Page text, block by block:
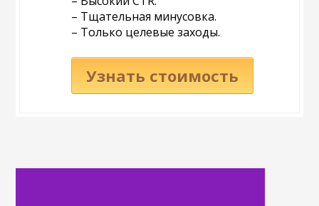
– Тщательная минусовка.
– Только целевые заходы.
Узнать стоимость